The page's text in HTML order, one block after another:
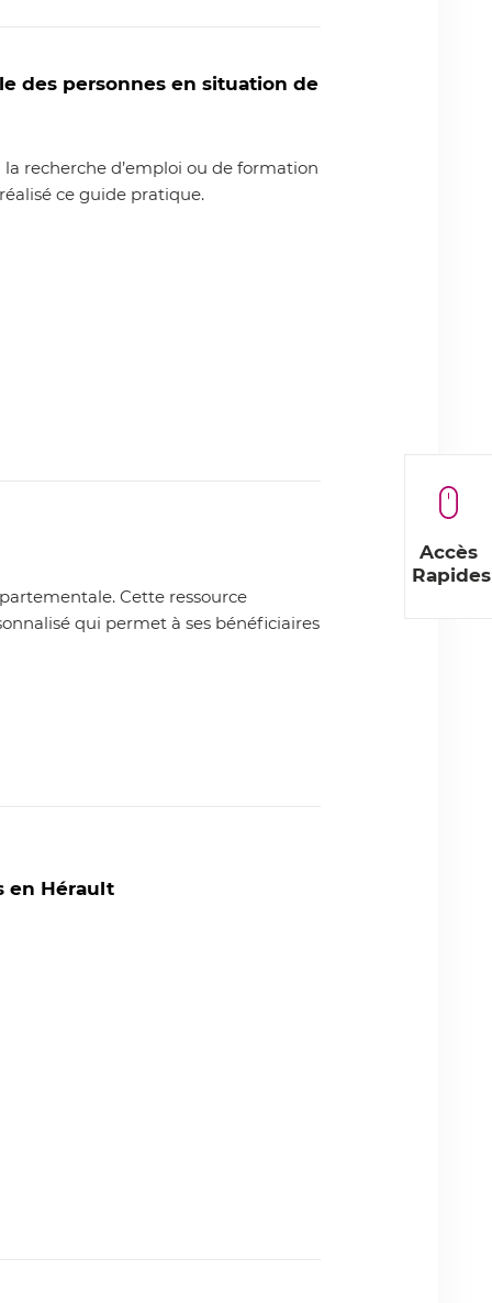
Accès
Rapides
des personnes en situation de
recherche d’emploi ou de formation
ce guide pratique.
Cette ressource
qui permet à ses bénéficiaires
en Hérault